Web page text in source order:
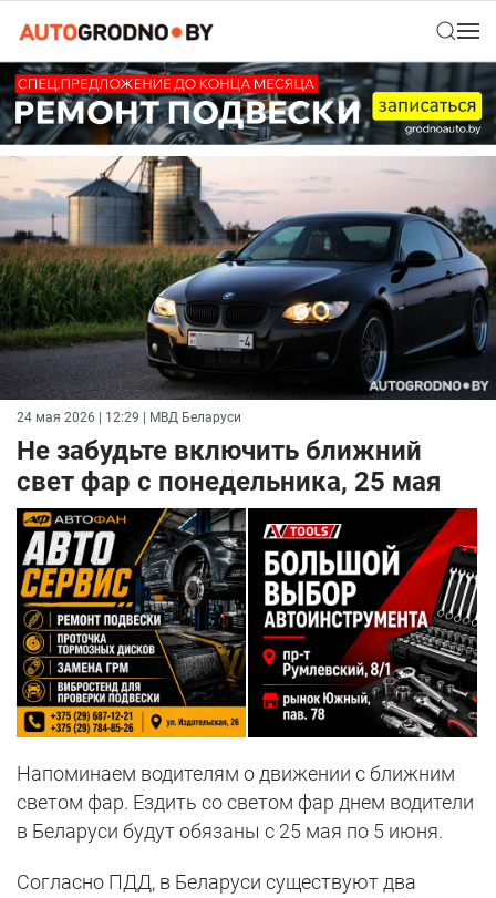
24 мая 2026 | 12:29 | МВД Беларуси
Не забудьте включить ближний
свет фар с понедельника, 25 мая
Напоминаем водителям о движении с ближним
светом фар. Ездить со светом фар днем водители
в Беларуси будут обязаны с 25 мая по 5 июня.
Согласно ПДД, в Беларуси существуют два